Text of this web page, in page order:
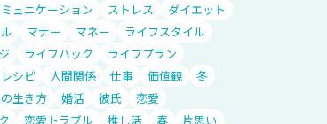
ュニケーション ストレス
ダイエット
マナー マネー
ライフスタイル
ライフハック
ライフプラン
レシピ 人間関係 仕事 価値観
冬
生き方 婚活 彼氏
恋愛
恋愛トラブル 推し活 春
片思い